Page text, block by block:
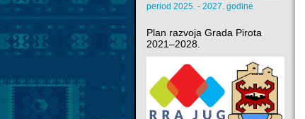
period 2025. - 2027. godine
Plan razvoja Grada Pirota
2021–2028.